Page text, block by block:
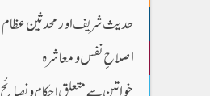
حدیث شریف اور محدثین عظام
اصلاحِ نفس و معاشرہ
خواتین سے متعلق احکام و نصائح